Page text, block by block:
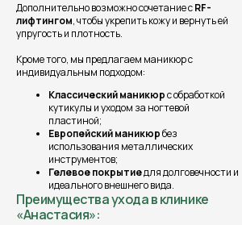
Дополнительно возможно сочетание сRF-
лифтингом, чтобы укрепить кожу и вернуть ей
упругость и плотность.
Кроме того, мы предлагаем маникюр с
индивидуальным подходом:
Классический маникюрс обработкой
кутикулы и уходом за ногтевой
пластиной;
Европейский маникюрбез
использования металлических
инструментов;
Гелевое покрытиедля долговечности и
идеального внешнего вида.
Преимущества ухода в клинике
«Анастасия»: